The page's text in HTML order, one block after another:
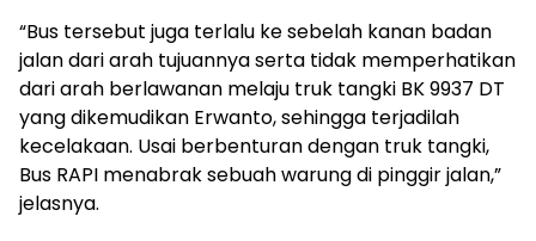
“Bus tersebut juga terlalu ke sebelah kanan badan
jalan dari arah tujuannya serta tidak memperhatikan
dari arah berlawanan melaju truk tangki BK 9937 DT
yang dikemudikan Erwanto, sehingga terjadilah
kecelakaan. Usai berbenturan dengan truk tangki,
Bus RAPI menabrak sebuah warung di pinggir jalan,”
jelasnya.